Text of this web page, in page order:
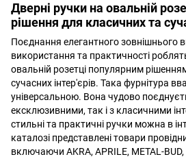
Дверні ручки на овальній
рішення для класичних та
Поєднання елегантного зовнішнього
використання та практичності
овальній розетці популярним
сучасних інтер'єрів. Така фурнітура
універсальною. Вона чудово
ексклюзивними, так і з класичними
стильні та практичні ручки можна в
каталозі представлені товари
включаючи AKRA, APRILE, METAL-BUD,